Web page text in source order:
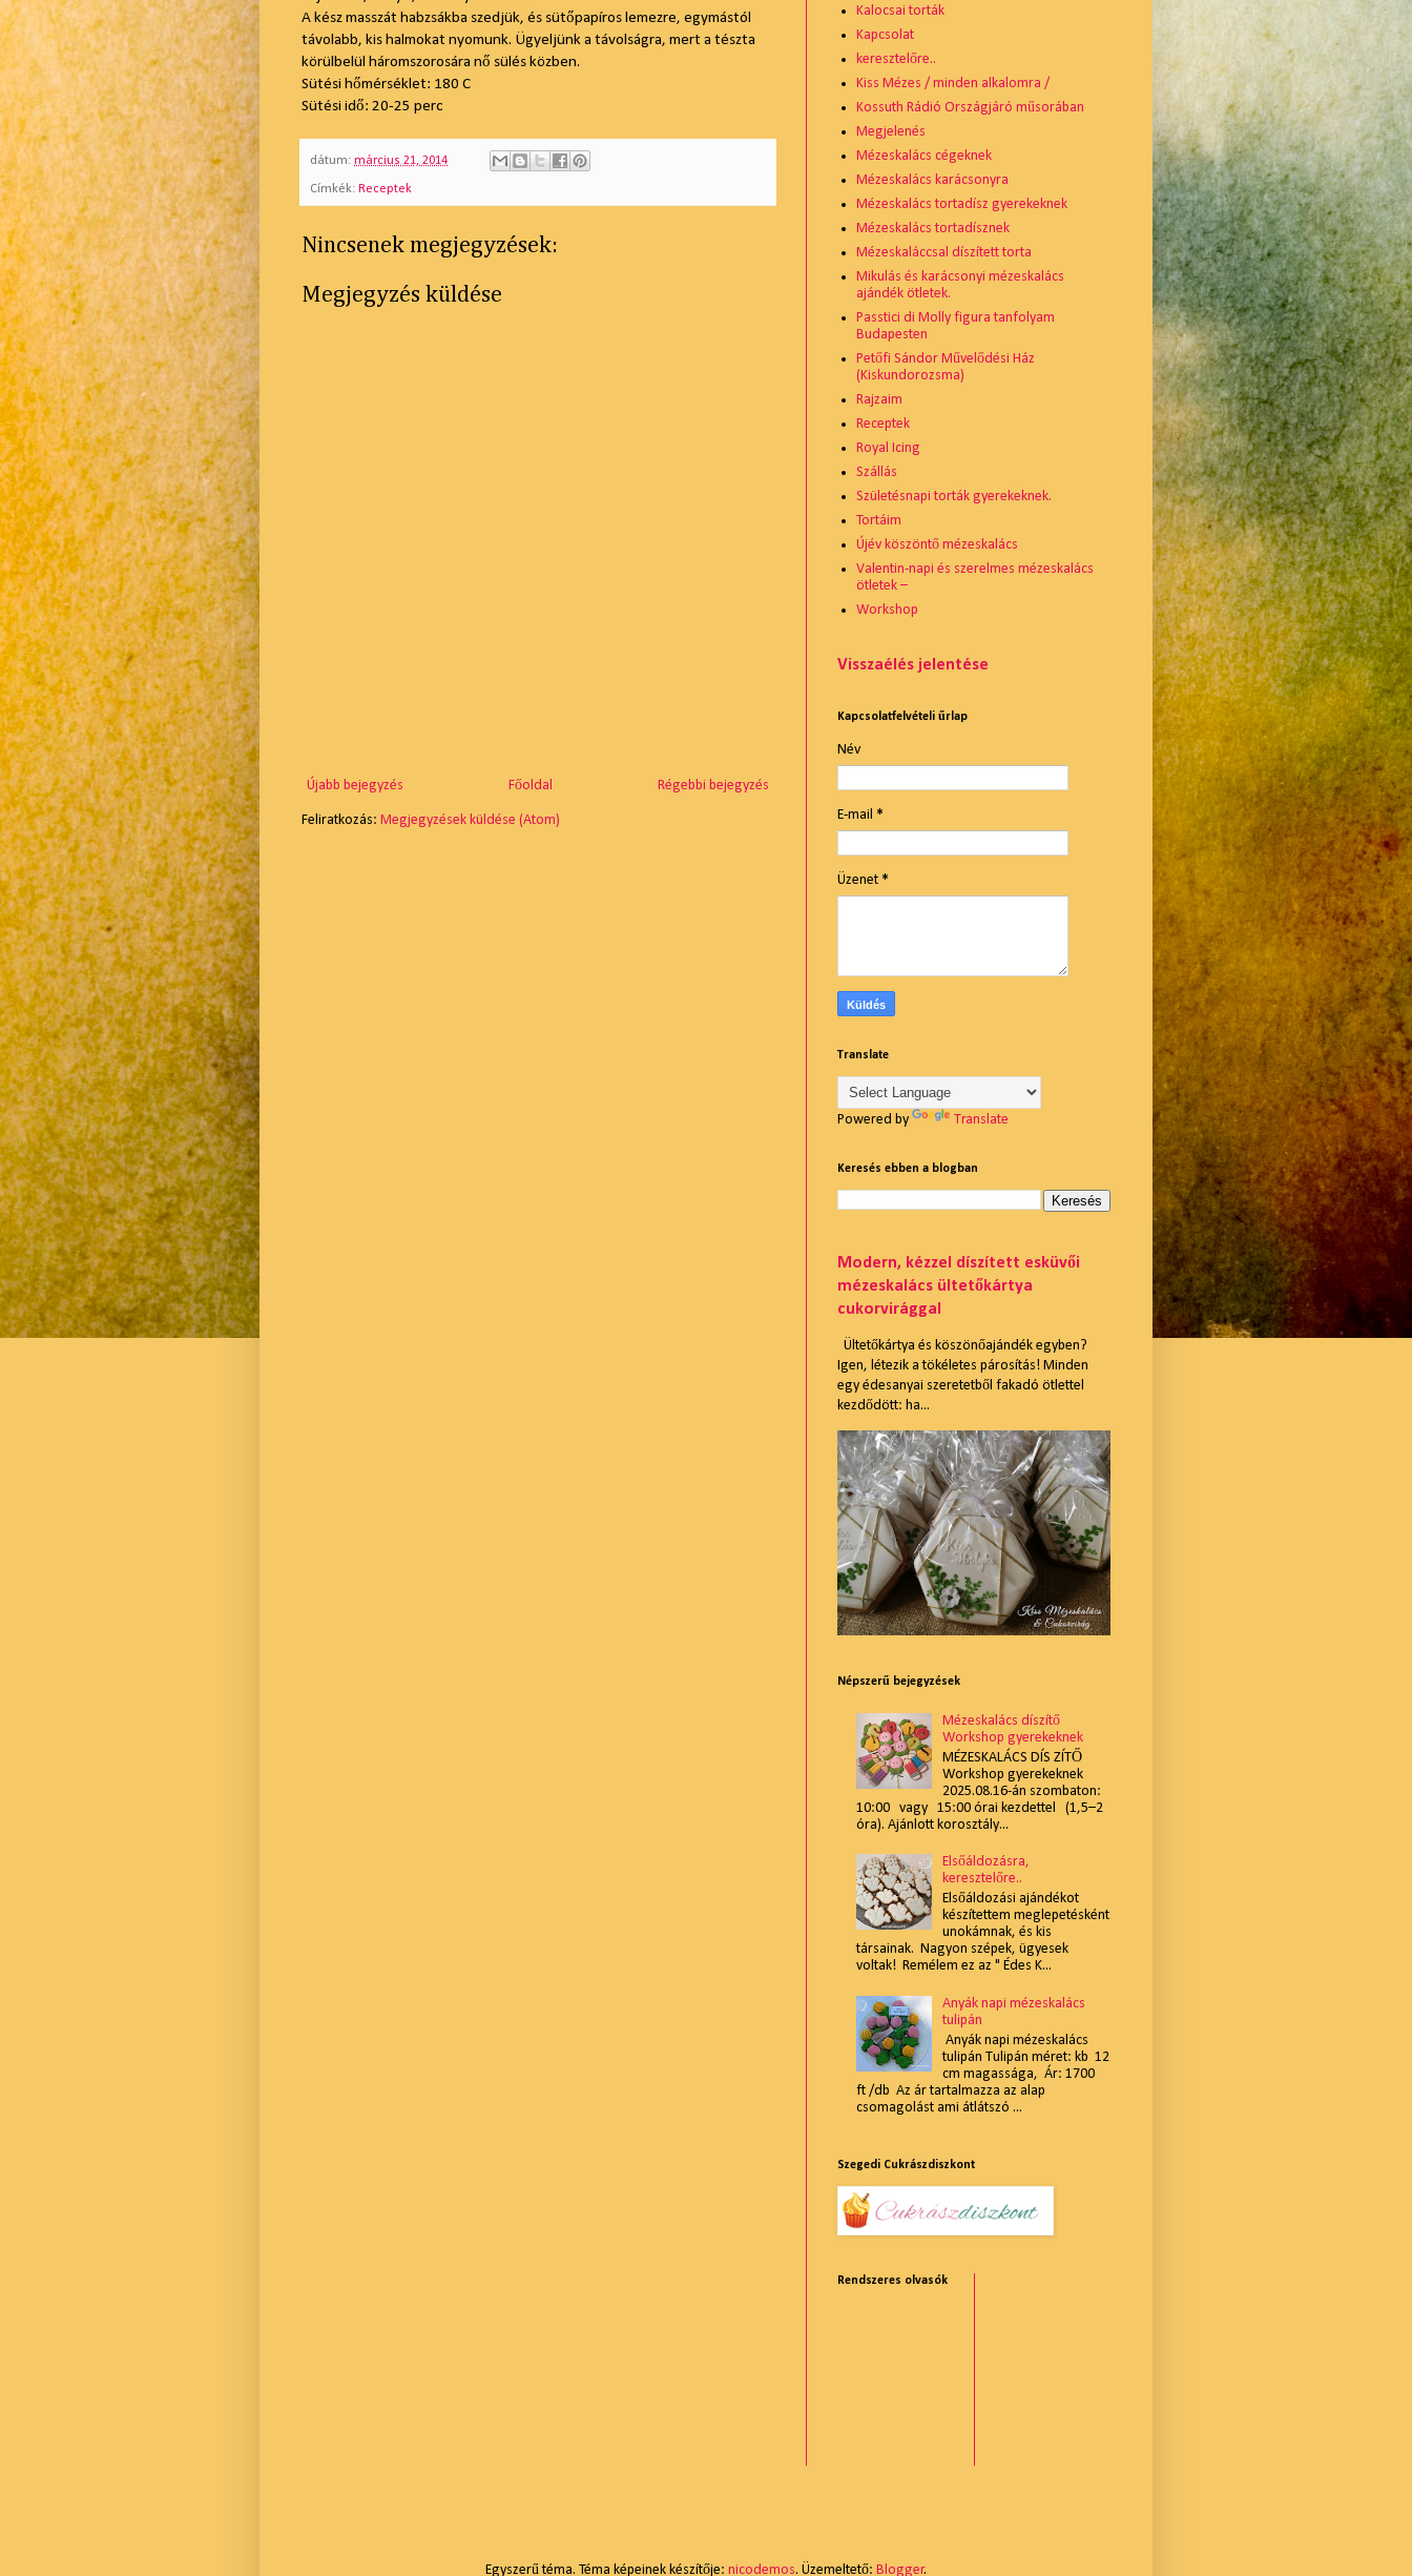
A kész masszát habzsákba szedjük, és sütőpapíros lemezre, egymástól
távolabb, kis halmokat nyomunk. Ügyeljünk a távolságra, mert a tészta
körülbelül háromszorosára nő sülés közben.
Sütési hőmérséklet: 180 C
Sütési idő: 20-25 perc
dátum: március 21, 2014
Címkék: Receptek
Nincsenek megjegyzések:
Megjegyzés küldése
Újabb bejegyzés Régebbi bejegyzés
Főoldal
Feliratkozás: Megjegyzések küldése (Atom)
Kalocsai torták
Kapcsolat
keresztelőre..
Kiss Mézes / minden alkalomra /
Kossuth Rádió Országjáró műsorában
Megjelenés
Mézeskalács cégeknek
Mézeskalács karácsonyra
Mézeskalács tortadísz gyerekeknek
Mézeskalács tortadísznek
Mézeskaláccsal díszített torta
Mikulás és karácsonyi mézeskalács
ajándék ötletek.
Passtici di Molly figura tanfolyam
Budapesten
Petőfi Sándor Művelődési Ház
(Kiskundorozsma)
Rajzaim
Receptek
Royal Icing
Szállás
Születésnapi torták gyerekeknek.
Tortáim
Újév köszöntő mézeskalács
Valentin-napi és szerelmes mézeskalács
ötletek –
Workshop
Visszaélés jelentése
Kapcsolatfelvételi űrlap
Név
E-mail *
Üzenet *
Translate
Powered by Translate
Keresés ebben a blogban
Modern, kézzel díszített esküvői
mézeskalács ültetőkártya
cukorvirággal
Ültetőkártya és köszönőajándék egyben?
Igen, létezik a tökéletes párosítás! Minden
egy édesanyai szeretetből fakadó ötlettel
kezdődött: ha...
Népszerű bejegyzések
Mézeskalács díszítő
Workshop gyerekeknek
MÉZESKALÁCS DÍS ZÍTŐ
Workshop gyerekeknek
2025.08.16-án szombaton:
10:00 vagy 15:00 órai kezdettel (1,5–2
óra). Ajánlott korosztály...
Elsőáldozásra,
keresztelőre..
Elsőáldozási ajándékot
készítettem meglepetésként
unokámnak, és kis
társainak. Nagyon szépek, ügyesek
voltak! Remélem ez az " Édes K...
Anyák napi mézeskalács
tulipán
Anyák napi mézeskalács
tulipán Tulipán méret: kb 12
cm magassága, Ár: 1700
ft /db Az ár tartalmazza az alap
csomagolást ami átlátszó ...
Szegedi Cukrászdiszkont
Rendszeres olvasók
Egyszerű téma. Téma képeinek készítője: nicodemos. Üzemeltető: Blogger.